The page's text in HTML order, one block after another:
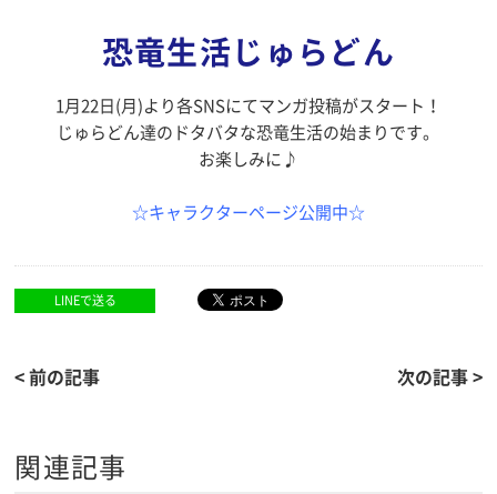
恐竜生活じゅらどん
1月22日(月)より各SNSにてマンガ投稿がスタート！
じゅらどん達のドタバタな恐竜生活の始まりです。
お楽しみに♪
☆キャラクターページ公開中☆
LINEで送る
< 前の記事 次の記事 >
関連記事